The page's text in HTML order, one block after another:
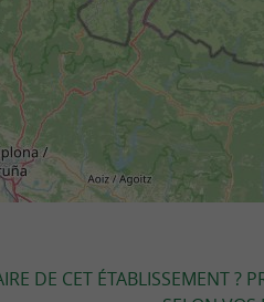
DE CET ÉTABLISSEMENT ?